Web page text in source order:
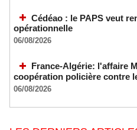
Cédéao : le PAPS veut
opérationnelle
06/08/2026
France-Algérie: l'affaire
coopération policière contre
06/08/2026